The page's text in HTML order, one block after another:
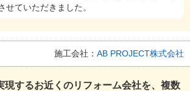
せていただきました。
施工会社： AB PROJECT株式会社
現するお近くのリフォーム会社を、複数